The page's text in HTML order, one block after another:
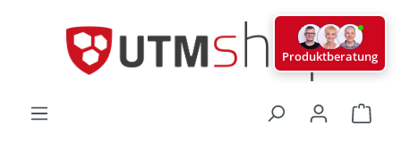
Produktberatung